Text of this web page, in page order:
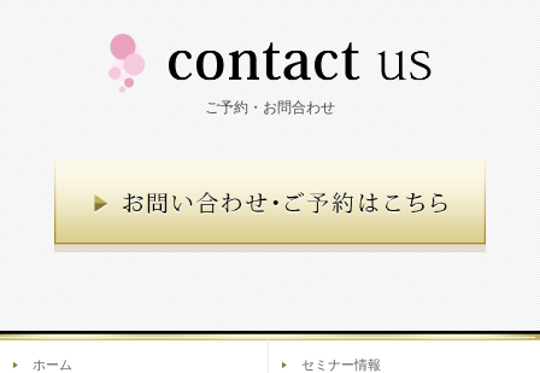
ご予約・お問合わせ
ホーム セミナー情報